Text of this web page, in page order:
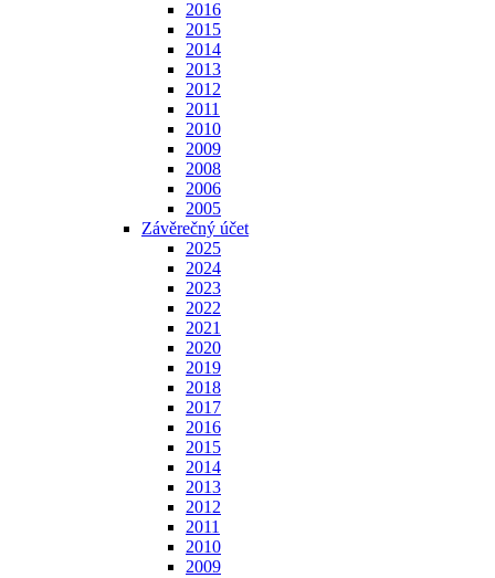
2016
2015
2014
2013
2012
2011
2010
2009
2008
2006
2005
Závěrečný účet
2025
2024
2023
2022
2021
2020
2019
2018
2017
2016
2015
2014
2013
2012
2011
2010
2009